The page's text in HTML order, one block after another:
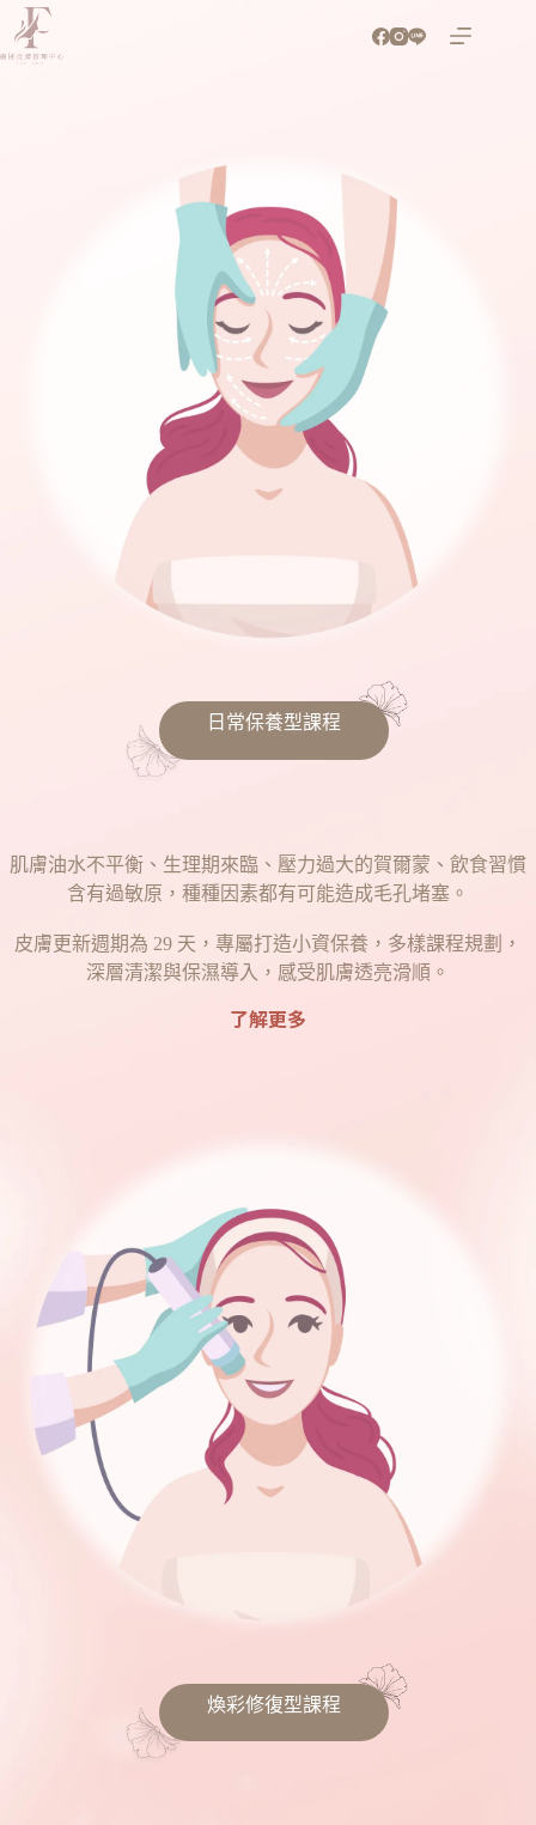
至
日常保養型課程
肌膚油水不平衡、生理期來臨、壓力過大的賀爾蒙、飲食習慣
含有過敏原，種種因素都有可能造成毛孔堵塞。
皮膚更新週期為 29 天，專屬打造小資保養，多樣課程規劃，
深層清潔與保濕導入，感受肌膚透亮滑順。
了解更多
煥彩修復型課程